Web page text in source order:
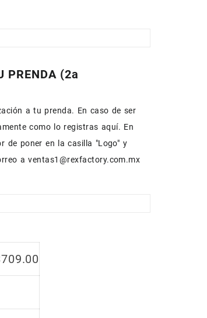
PRENDA (2a
a tu prenda. En caso de ser
como lo registras aquí. En
de poner en la casilla "Logo" y
a ventas1@rexfactory.com.mx
709.00